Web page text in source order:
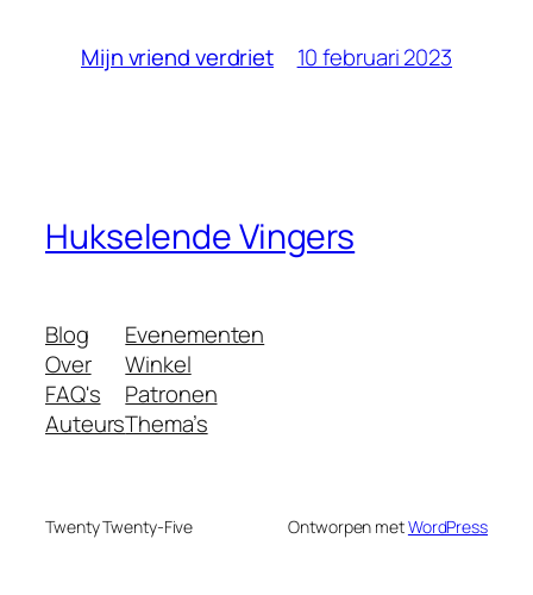
Mijn vriend verdriet 10 februari 2023
Hukselende Vingers
Blog
Over
FAQ's
Auteurs
Evenementen
Winkel
Patronen
Thema’s
Twenty Twenty-Five Ontworpen metWordPress